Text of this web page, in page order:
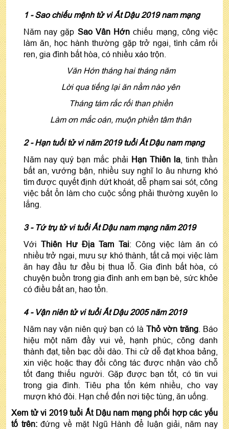
1 - Sao chiếu mệnh tử vi Ất Dậu 2019 nam mạng
Năm nay gặp Sao Vân Hớn chiếu mạng, công việc
làm ăn, học hành thường gặp trở ngại, tình cảm rối
ren, gia đình bất hòa, có nhiều xáo trộn.
Văn Hớn tháng hai tháng năm
Lời qua tiếng lại ăn nằm nào yên
Tháng tám rắc rối than phiền
Làm ơn mắc oán, muộn phiền tâm thân
2 - Hạn tuổi tử vi năm 2019 tuổi Ất Dậu nam mạng
Năm nay quý bạn mắc phải Hạn Thiên la, tinh thần
bất an, vướng bận, nhiều suy nghĩ lo âu nhưng khó
tìm được quyết định dứt khoát, dễ phạm sai sót, công
việc bất ổn làm cho cuộc sống phải thường xuyên lo
lắng.
3 - Tứ trụ tử vi tuổi Ất Dậu nam mạng năm 2019
Với Thiên Hư Địa Tam Tai: Công việc làm ăn có
nhiều trở ngại, mưu sự khó thành, tất cả mọi việc làm
ăn hay đầu tư đều bị thua lỗ. Gia đình bất hòa, có
chuyện buồn trong gia đình anh em bạn bè, sức khỏe
có điều bất an, hao tổn.
4 - Vận niêntử vi tuổi Ất Dậu 2005 năm 2019
Năm nay vận niên quý bạn có là Thỏ vờn trăng . Báo
hiệu một năm đầy vui vẻ, hạnh phúc, công danh
thành đạt, tiền bạc dồi dào. Thi cử dễ đạt khoa bảng,
xin việc hoặc thay đổi công tác được nhận vào chỗ
tốt đang thiếu người. Gặp được bạn tốt, có tin vui
trong gia đình. Tiêu pha tốn kém nhiều, cho vay
mượn khó đòi. Hạn chế đến nơi tiệc tùng, ăn uống.
Xem tử vi 2019 tuổi Ất Dậu nam mạng phối hợp các yếu
tố trên:đứng về mặt Ngũ Hành để luận giải, năm nay